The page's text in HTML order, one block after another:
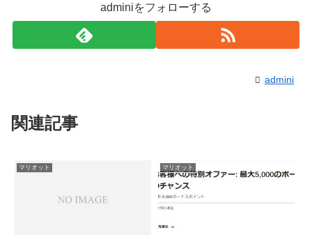
adminiをフォローする
admini
関連記事
マリオット マリオット